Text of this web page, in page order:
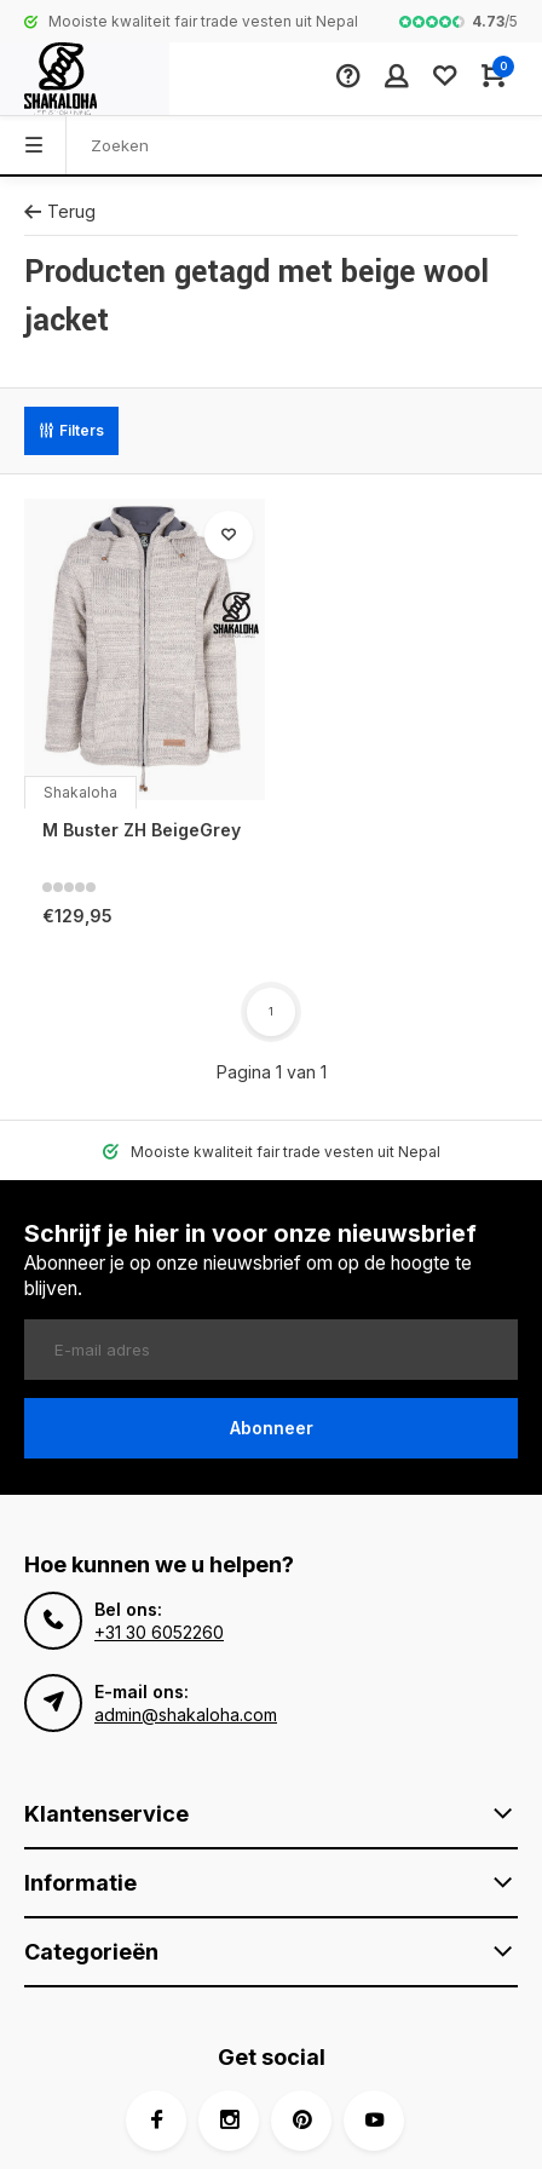
Mooiste kwaliteit fair trade vesten uit Nepal Complete
4.73/5
0
Terug
Producten getagd met beige wool
jacket
Filters
Shakaloha
M Buster ZH BeigeGrey
€129,95
Pagina 1 van 1
1
Mooiste kwaliteit fair trade vesten uit Nepal
Schrijf je hier in voor onze nieuwsbrief
Abonneer je op onze nieuwsbrief om op de hoogte te
blijven.
Abonneer
Hoe kunnen we u helpen?
Bel ons:
+31 30 6052260
E-mail ons:
admin@shakaloha.com
Klantenservice
Informatie
Categorieën
Get social